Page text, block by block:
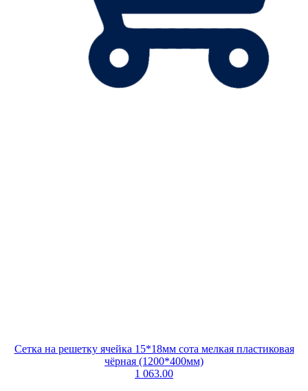
Сетка на решетку ячейка 15*18мм сота мелкая пластиковая
чёрная (1200*400мм)
1 063.00